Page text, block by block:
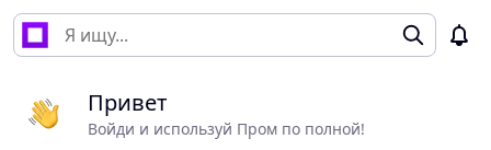
Привет
Войди и используй Пром по полной!